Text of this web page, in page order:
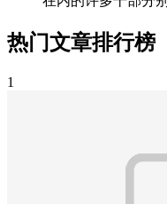
热门文章排行榜
1